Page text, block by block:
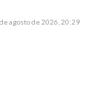
agosto de 2026, 20:29